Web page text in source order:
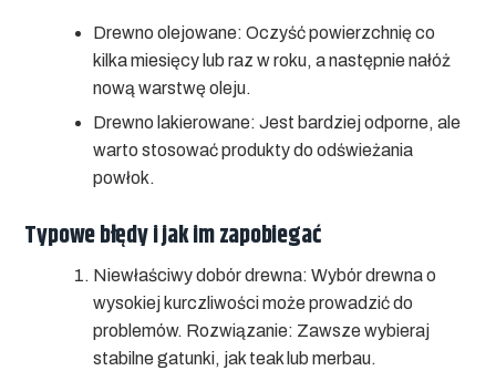
Drewno olejowane: Oczyść powierzchnię co
kilka miesięcy lub raz w roku, a następnie nałóż
nową warstwę oleju.
Drewno lakierowane: Jest bardziej odporne, ale
warto stosować produkty do odświeżania
powłok.
Typowe błędy i jak im zapobiegać
Niewłaściwy dobór drewna: Wybór drewna o
wysokiej kurczliwości może prowadzić do
problemów. Rozwiązanie: Zawsze wybieraj
stabilne gatunki, jak teak lub merbau.